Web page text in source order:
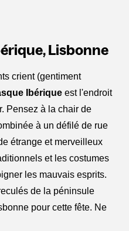
Lisbonne
crient (gentiment
Ibérique est l'endroit
Pensez à la chair de
à un défilé de rue
étrange et merveilleux
et les costumes
les mauvais esprits.
de la péninsule
pour cette fête. Ne